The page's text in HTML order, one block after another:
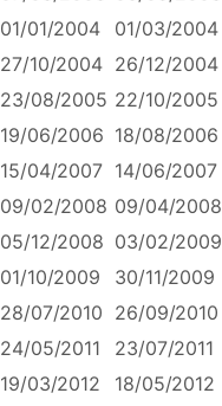
01/01/2004 01/03/2004
27/10/2004 26/12/2004
23/08/2005 22/10/2005
19/06/2006 18/08/2006
15/04/2007 14/06/2007
09/02/2008 09/04/2008
05/12/2008 03/02/2009
01/10/2009 30/11/2009
28/07/2010 26/09/2010
24/05/2011 23/07/2011
19/03/2012 18/05/2012